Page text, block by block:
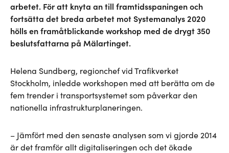
arbetet. För att knyta an till framtidsspaningen och
fortsätta det breda arbetet mot Systemanalys 2020
hölls en framåtblickande workshop med de drygt 350
beslutsfattarna på Mälartinget.
Helena Sundberg, regionchef vid Trafikverket
Stockholm, inledde workshopen med att berätta om de
fem trender i transportsystemet som påverkar den
nationella infrastrukturplaneringen.
– Jämfört med den senaste analysen som vi gjorde 2014
är det framför allt digitaliseringen och det ökade